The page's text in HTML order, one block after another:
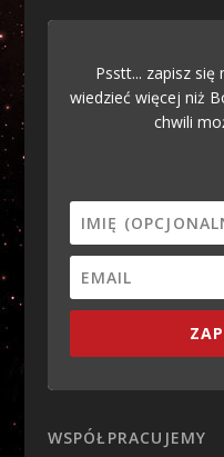
Psstt... zapisz
wiedzieć więcej niż
chwili
WSPÓŁPRACUJEMY